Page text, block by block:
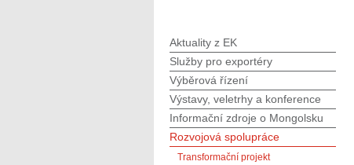
Aktuality z EK
Služby pro exportéry
Výběrová řízení
Výstavy, veletrhy a konference
Informační zdroje o Mongolsku
Rozvojová spolupráce
Transformační projekt